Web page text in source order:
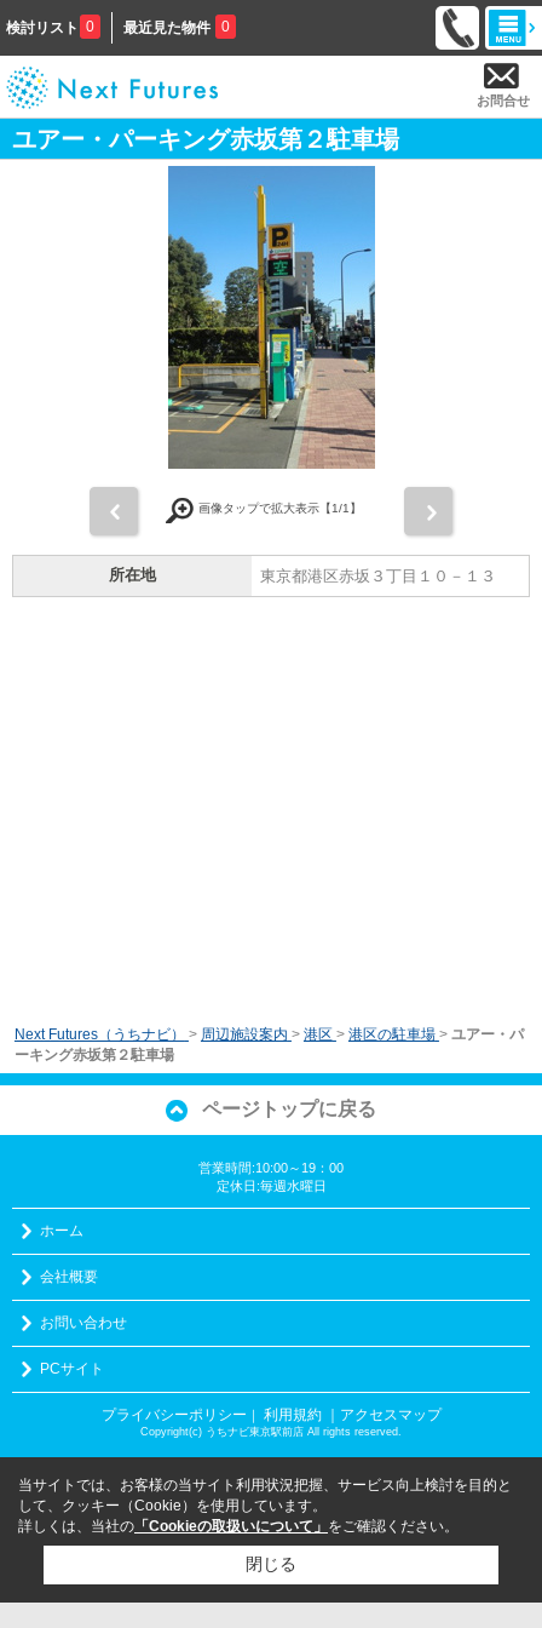
検討リスト 0 最近見た物件 0
お問合せ
ユアー・パーキング赤坂第２駐車場
画像タップで拡大表示【1/1】
所在地 東京都港区赤坂３丁目１０－１３
Next Futures（うちナビ） > 周辺施設案内 > 港区 > 港区の駐車場 > ユアー・パ
ーキング赤坂第２駐車場
ページトップに戻る
営業時間:10:00～19：00
定休日:毎週水曜日
ホーム
会社概要
お問い合わせ
PCサイト
プライバシーポリシー ｜ 利用規約 ｜アクセスマップ
Copyright(c) うちナビ東京駅前店 All rights reserved.
当サイトでは、お客様の当サイト利用状況把握、サービス向上検討を目的と
して、クッキー（Cookie）を使用しています。
詳しくは、当社の 「Cookieの取扱いについて」 をご確認ください。
閉じる